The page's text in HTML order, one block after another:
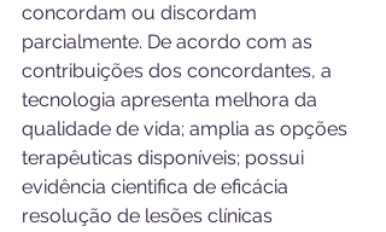
concordam ou discordam
parcialmente. De acordo com as
contribuições dos concordantes, a
tecnologia apresenta melhora da
qualidade de vida; amplia as opções
terapêuticas disponíveis; possui
evidência cientifica de eficácia
resolução de lesões clínicas